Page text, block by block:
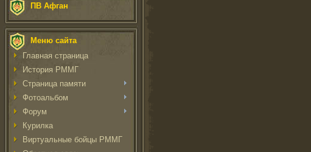
ПВ Афган
Меню сайта
Главная страница
История РММГ
Страница памяти
Фотоальбом
Форум
Курилка
Виртуальные бойцы РММГ